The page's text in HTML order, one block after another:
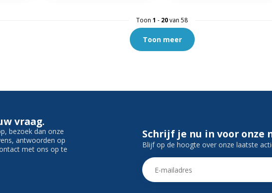
Toon 1 - 20van 58
Toon meer
vraag.
bezoek dan onze
antwoorden op
met ons op te
Schrijf je nu in voor onze
Blijf op de hoogte over onze laatste